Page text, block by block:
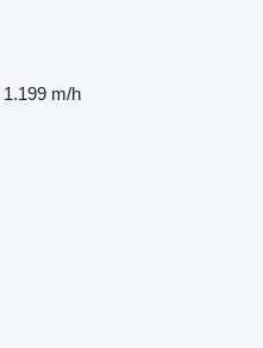
1.199 m/h